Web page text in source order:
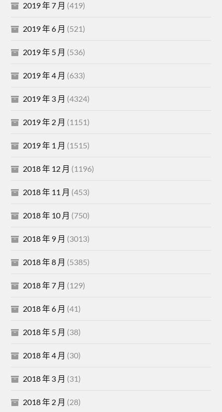
2019 年 7 月 (419)
2019 年 6 月 (521)
2019 年 5 月 (536)
2019 年 4 月 (633)
2019 年 3 月 (4324)
2019 年 2 月 (1151)
2019 年 1 月 (1515)
2018 年 12 月 (1196)
2018 年 11 月 (453)
2018 年 10 月 (750)
2018 年 9 月 (3013)
2018 年 8 月 (5385)
2018 年 7 月 (129)
2018 年 6 月 (41)
2018 年 5 月 (38)
2018 年 4 月 (30)
2018 年 3 月 (31)
2018 年 2 月 (28)